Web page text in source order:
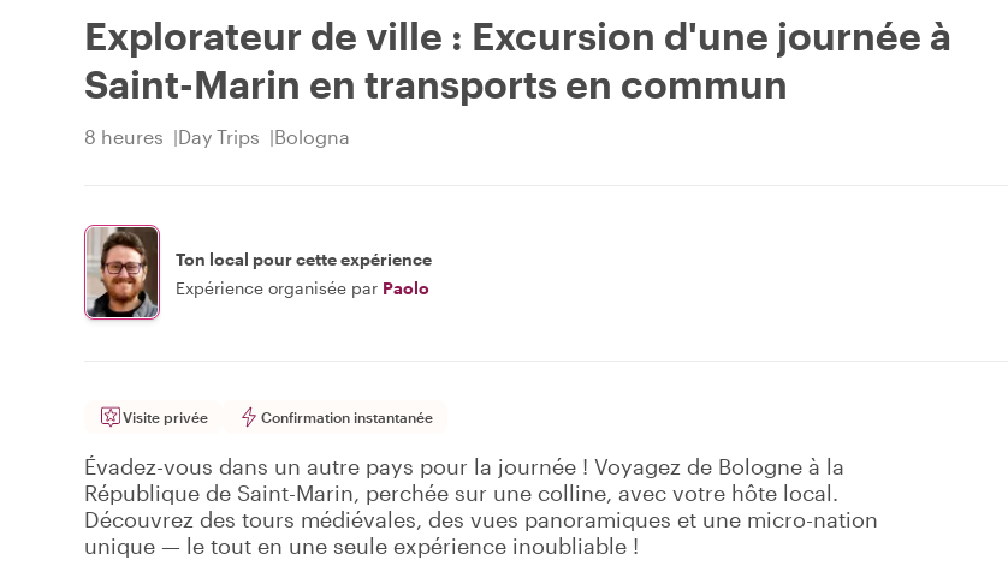
Explorateur de ville : Excursion d'une journée à
Saint-Marin en transports en commun
8 heures Day Trips Bologna
Ton local pour cette expérience
Expérience organisée par Paolo
Visite privée Confirmation instantanée
Évadez-vous dans un autre pays pour la journée ! Voyagez de Bologne à la
République de Saint-Marin, perchée sur une colline, avec votre hôte local.
Découvrez des tours médiévales, des vues panoramiques et une micro-nation
unique — le tout en une seule expérience inoubliable !